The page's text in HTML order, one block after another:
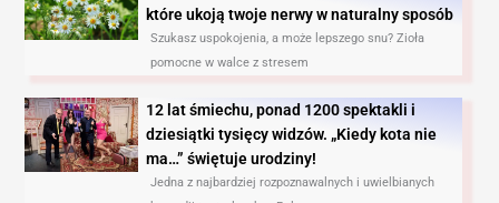
które ukoją twoje nerwy w naturalny sposób
Szukasz uspokojenia, a może lepszego snu? Zioła
pomocne w walce z stresem
12 lat śmiechu, ponad 1200 spektakli i
dziesiątki tysięcy widzów. „Kiedy kota nie
ma…” świętuje urodziny!
Jedna z najbardziej rozpoznawalnych i uwielbianych